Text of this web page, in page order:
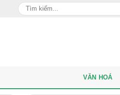
VĂN HOÁ